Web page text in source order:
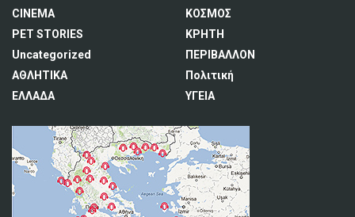
CINEMA
PET STORIES
Uncategorized
ΑΘΛΗΤΙΚΑ
ΕΛΛΑΔΑ
ΚΟΣΜΟΣ
ΚΡΗΤΗ
ΠΕΡΙΒΑΛΛΟΝ
Πολιτική
ΥΓΕΙΑ